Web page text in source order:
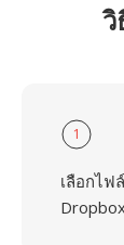
วิ
1
เลือกไฟ